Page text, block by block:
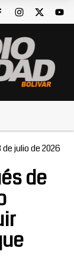
de julio de 2026
de